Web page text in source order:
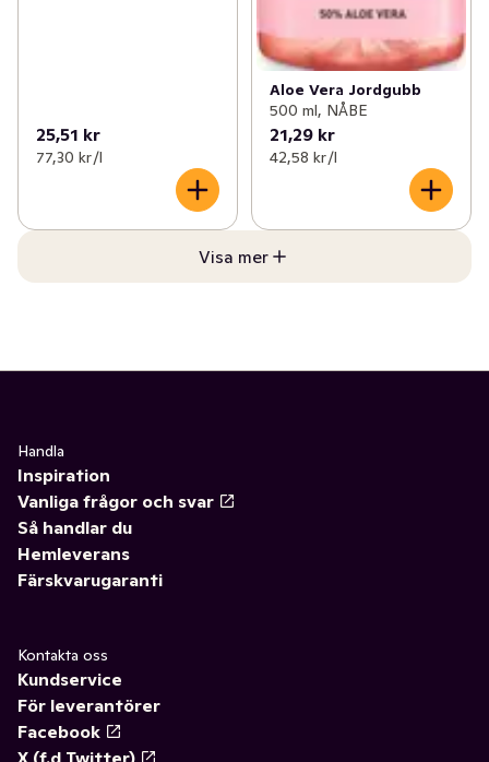
25,51 kr
77,30 kr /l
Aloe Vera Jordgubb
500 ml, NÅBE
21,29 kr
42,58 kr /l
Visa mer
Handla
Inspiration
Vanliga frågor och svar
Så handlar du
Hemleverans
Färskvarugaranti
Kontakta oss
Kundservice
För leverantörer
Facebook
X (f.d Twitter)